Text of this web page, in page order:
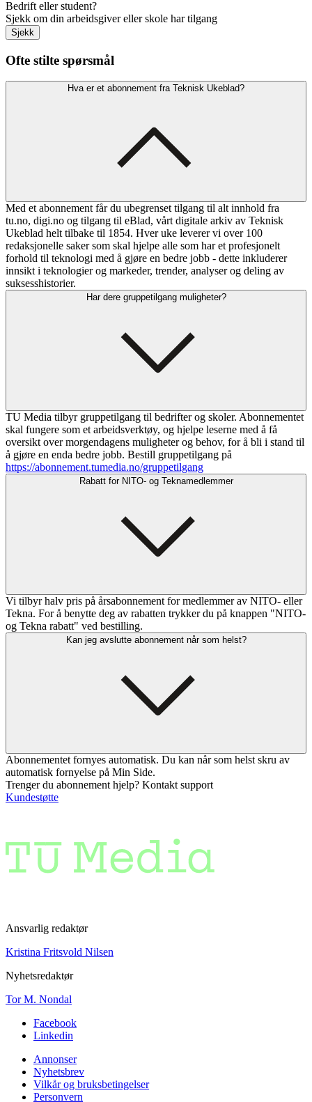
Bedrift eller student?
Sjekk om din arbeidsgiver eller skole har tilgang
Sjekk
Ofte stilte spørsmål
Hva er et abonnement fra Teknisk Ukeblad?
Med et abonnement får du ubegrenset tilgang til alt innhold fra
tu.no, digi.no og tilgang til eBlad, vårt digitale arkiv av Teknisk
Ukeblad helt tilbake til 1854. Hver uke leverer vi over 100
redaksjonelle saker som skal hjelpe alle som har et profesjonelt
forhold til teknologi med å gjøre en bedre jobb - dette inkluderer
innsikt i teknologier og markeder, trender, analyser og deling av
suksesshistorier.
Har dere gruppetilgang muligheter?
TU Media tilbyr gruppetilgang til bedrifter og skoler. Abonnementet
skal fungere som et arbeidsverktøy, og hjelpe leserne med å få
oversikt over morgendagens muligheter og behov, for å bli i stand til
å gjøre en enda bedre jobb. Bestill gruppetilgang på
https://abonnement.tumedia.no/gruppetilgang
Rabatt for NITO- og Teknamedlemmer
Vi tilbyr halv pris på årsabonnement for medlemmer av NITO- eller
Tekna. For å benytte deg av rabatten trykker du på knappen "NITO-
og Tekna rabatt" ved bestilling.
Kan jeg avslutte abonnement når som helst?
Abonnementet fornyes automatisk. Du kan når som helst skru av
automatisk fornyelse på Min Side.
Trenger du abonnement hjelp? Kontakt support
Kundestøtte
Ansvarlig redaktør
Kristina Fritsvold Nilsen
Nyhetsredaktør
Tor M. Nondal
Facebook
Linkedin
Annonser
Nyhetsbrev
Vilkår og bruksbetingelser
Personvern